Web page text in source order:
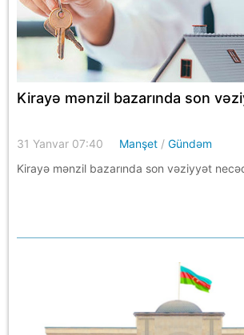
Kirayə mənzil bazarında son
31 Yanvar 07:40 Manşet /Gündəm
Kirayə mənzil bazarında son vəziyyət